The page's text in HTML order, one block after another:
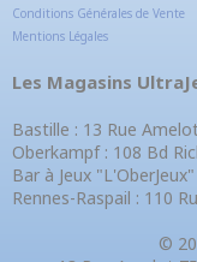
Conditions Générales de Vente
Mentions Légales
Les Magasins
Bastille : 13 Rue
Oberkampf : 108 Bd
Bar à Jeux
Rennes-Raspail : 110
©